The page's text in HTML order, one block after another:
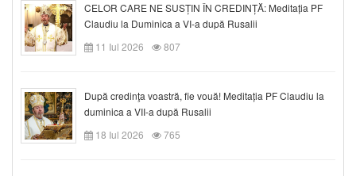
CELOR CARE NE SUSȚIN ÎN CREDINȚĂ: Meditația PF
Claudiu la Duminica a VI-a după Rusalii
11 Iul 2026
807
După credinţa voastră, fie vouă! Meditația PF Claudiu la
duminica a VII-a după Rusalii
18 Iul 2026
765